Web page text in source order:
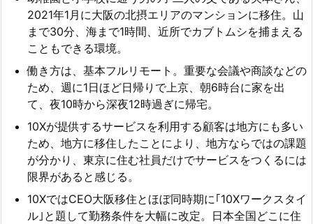
2021年1月に大阪の北摂エリアのマンションに移住。山
まで30分、海まで1時間、近所でカブトムシを捕まえる
こともできる環境。
働き方は、基本フルリモート。重要な会議や商談などの
ため、週に1日ほど日帰りで上京、朝6時台に家を出
て、夜10時から深夜12時過ぎに帰宅。
10Xが提供するサービスを利用する顧客は地方にも多い
ため、地方に移住したことにより、地方ならではの課題
が分かり、東京に住む社員だけでサービスをつくるには
限界があると感じる。
10XではCEO大阪移住とほぼ同時期に｢10Xワークスタイ
ル｣と題して勤務条件を大幅に改定。日本全国どこに住